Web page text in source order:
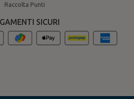
Raccolta Punti
SICURI